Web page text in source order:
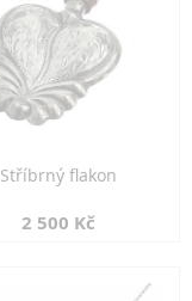
Stříbrný flakon
2 500 Kč